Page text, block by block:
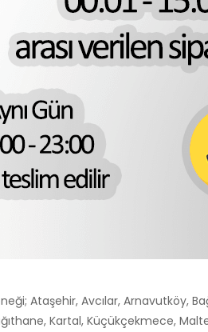
Ataşehir, Avcılar, Arnavutköy,
Kartal, Küçükçekmece,